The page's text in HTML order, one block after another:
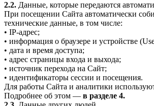
2.2. Данные, которые передаются
При посещении Сайта автоматически
технические данные, в том числе:
• IP-адрес;
• информация о браузере и устройстве
• дата и время доступа;
• адрес страницы входа и выхода;
• источник перехода на Сайт;
• идентификаторы сессии и посещения.
Для работы Сайта и аналитики
Подробнее об этом — в разделе 4.